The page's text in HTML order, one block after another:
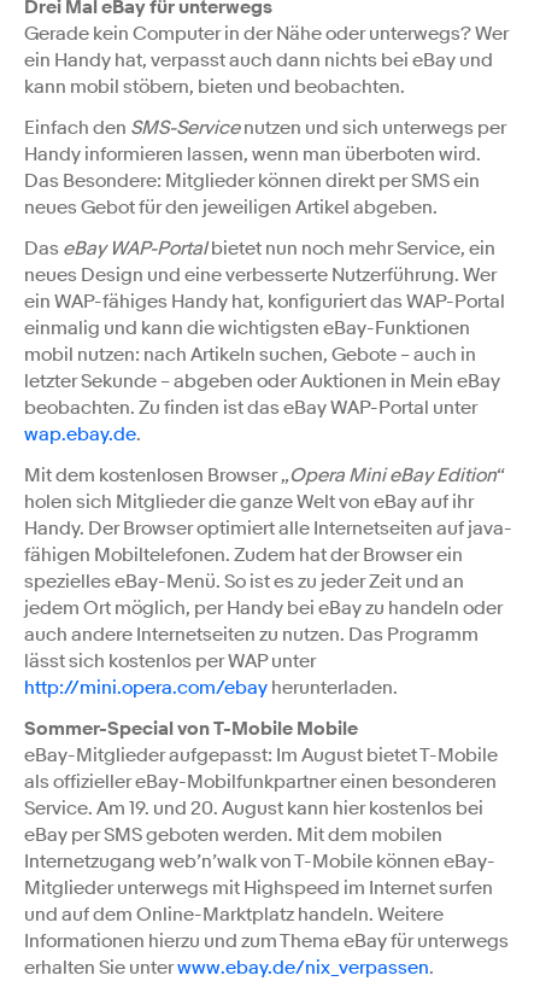
Drei Mal eBay für unterwegs
Gerade kein Computer in der Nähe oder unterwegs? Wer
ein Handy hat, verpasst auch dann nichts bei eBay und
kann mobil stöbern, bieten und beobachten.
Einfach den SMS-Servicenutzen und sich unterwegs per
Handy informieren lassen, wenn man überboten wird.
Das Besondere: Mitglieder können direkt per SMS ein
neues Gebot für den jeweiligen Artikel abgeben.
Das eBay WAP-Portalbietet nun noch mehr Service, ein
neues Design und eine verbesserte Nutzerführung. Wer
ein WAP-fähiges Handy hat, konfiguriert das WAP-Portal
einmalig und kann die wichtigsten eBay-Funktionen
mobil nutzen: nach Artikeln suchen, Gebote – auch in
letzter Sekunde – abgeben oder Auktionen in Mein eBay
beobachten. Zu finden ist das eBay WAP-Portal unter
wap.ebay.de.
Mit dem kostenlosen Browser „Opera Mini eBay Edition“
holen sich Mitglieder die ganze Welt von eBay auf ihr
Handy. Der Browser optimiert alle Internetseiten auf java-
fähigen Mobiltelefonen. Zudem hat der Browser ein
spezielles eBay-Menü. So ist es zu jeder Zeit und an
jedem Ort möglich, per Handy bei eBay zu handeln oder
auch andere Internetseiten zu nutzen. Das Programm
lässt sich kostenlos per WAP unter
http://mini.opera.com/ebay herunterladen.
Sommer-Special von T-Mobile Mobile
eBay-Mitglieder aufgepasst: Im August bietet T-Mobile
als offizieller eBay-Mobilfunkpartner einen besonderen
Service. Am 19. und 20. August kann hier kostenlos bei
eBay per SMS geboten werden. Mit dem mobilen
Internetzugang web’n’walk von T-Mobile können eBay-
Mitglieder unterwegs mit Highspeed im Internet surfen
und auf dem Online-Marktplatz handeln. Weitere
Informationen hierzu und zum Thema eBay für unterwegs
erhalten Sie unterwww.ebay.de/nix_verpassen.